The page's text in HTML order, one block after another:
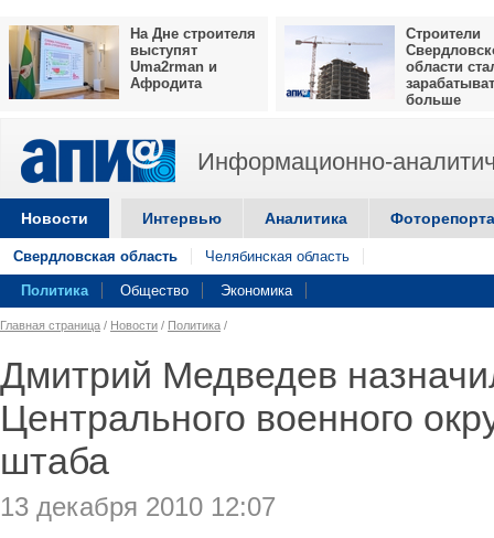
На Дне строителя
выступят
Uma2rman и
Афродита
Строители
области
больше
Информационно-
Новости Интервью Аналитика
Свердловская область Челябинская область
Политика Общество Экономика
Главная страница / Новости / Политика /
Дмитрий Медведев
Центрального военного
штаба
13 декабря 2010 12:07